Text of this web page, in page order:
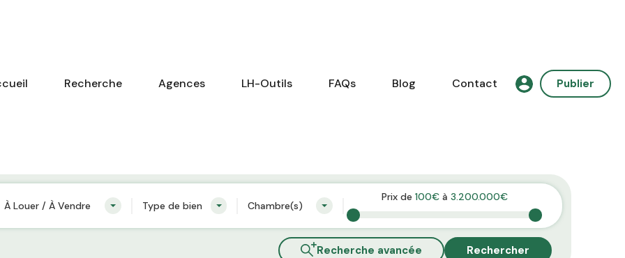
Recherche Agences LH-Outils FAQs Blog Contact Publier
À Louer / À Vendre Type de bien Chambre(s)
Prix de 100€à 3.200.000€
Recherche avancée Rechercher